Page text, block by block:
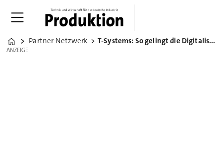
Home
Partner-Netzwerk T-Systems: So gelingt die Digitalisierung
ANZEIGE
ANZEIGE